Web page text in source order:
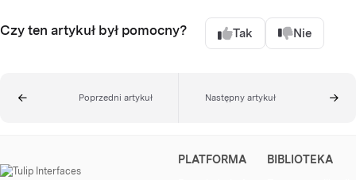
Czy ten artykuł był pomocny? Tak Nie
Poprzedni artykuł Następny artykuł
PLATFORMA
BIBLIOTEKA